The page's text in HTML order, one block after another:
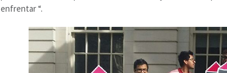
enfrentar “.